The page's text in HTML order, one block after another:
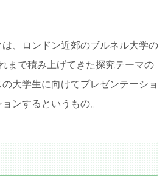
、ロンドン近郊のブルネル大学の
まで積み上げてきた探究テーマの
大学生に向けてプレゼンテーショ
ンするというもの。